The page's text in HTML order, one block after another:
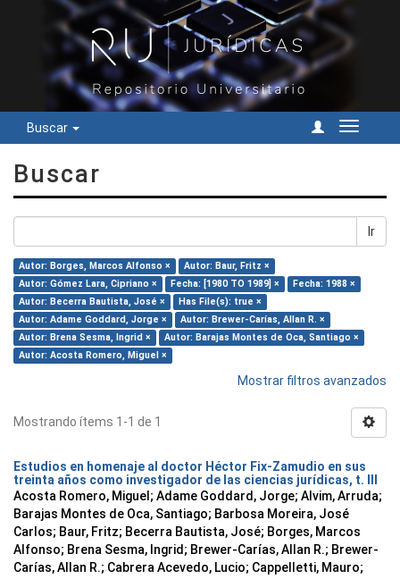
Buscar
Cambiar
Buscar
Ir
Autor: Borges, Marcos Alfonso ×
Autor: Baur, Fritz ×
Autor: Gómez Lara, Cipriano ×
Fecha: [1980 TO 1989] ×
Fecha: 1988 ×
Autor: Becerra Bautista, José ×
Has File(s): true ×
Autor: Adame Goddard, Jorge ×
Autor: Brewer-Carías, Allan R. ×
Autor: Brena Sesma, Ingrid ×
Autor: Barajas Montes de Oca, Santiago ×
Autor: Acosta Romero, Miguel ×
Mostrar filtros avanzados
Mostrando ítems 1-1 de 1
Estudios en homenaje al doctor Héctor Fix-Zamudio en sus
treinta años como investigador de las ciencias jurídicas, t. III
Acosta Romero, Miguel; Adame Goddard, Jorge; Alvim, Arruda;
Barajas Montes de Oca, Santiago; Barbosa Moreira, José
Carlos; Baur, Fritz; Becerra Bautista, José; Borges, Marcos
Alfonso; Brena Sesma, Ingrid; Brewer-Carías, Allan R.; Brewer-
Carías, Allan R.; Cabrera Acevedo, Lucio; Cappelletti, Mauro;